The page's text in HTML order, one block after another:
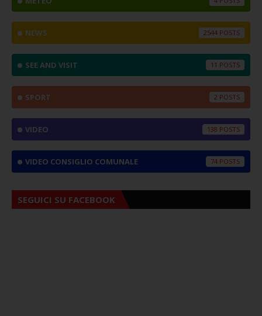
NEWS 2544
SEE AND VISIT 11
SPORT 2
VIDEO 138
VIDEO CONSIGLIO COMUNALE 74
SEGUICI SU FACEBOOK